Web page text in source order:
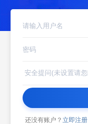
还没有账户？ 立即注册